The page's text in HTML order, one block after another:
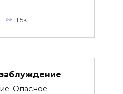
1.5k.
Опасное